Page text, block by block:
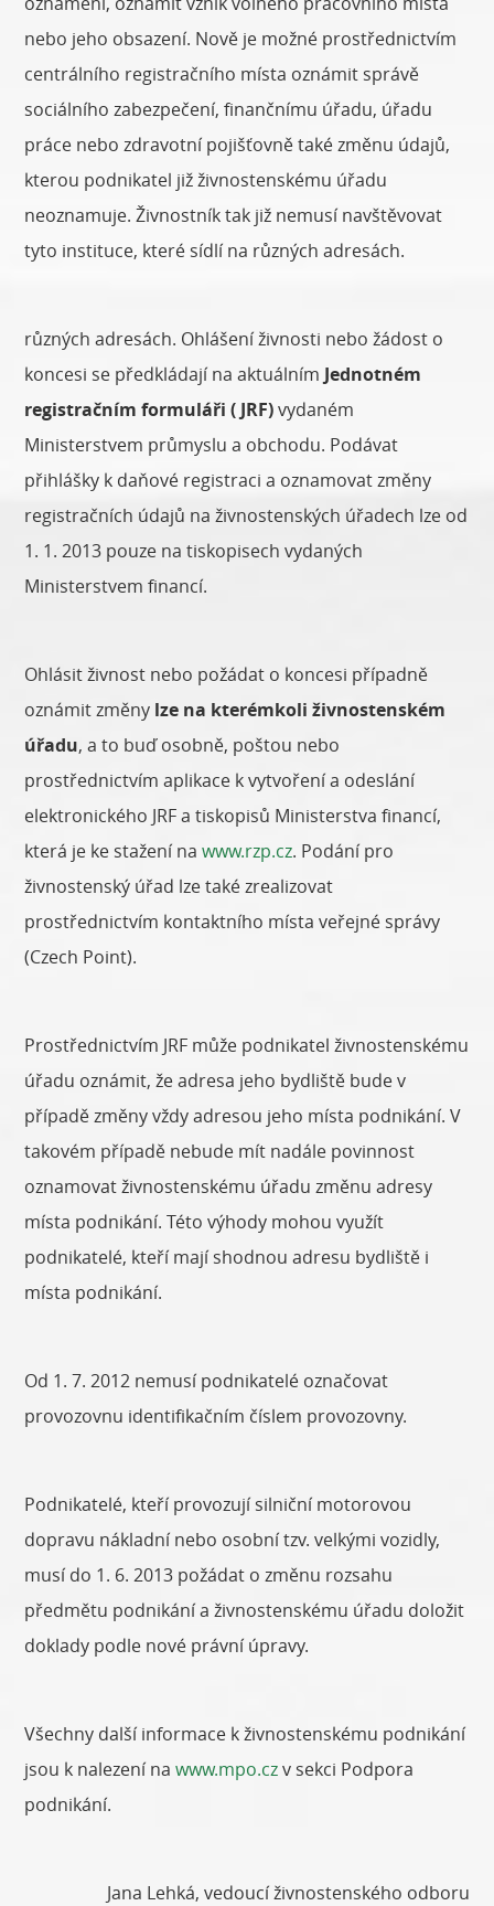
nebo jeho obsazení. Nově je možné prostřednictvím
centrálního registračního místa oznámit správě
sociálního zabezpečení, finančnímu úřadu, úřadu
práce nebo zdravotní pojišťovně také změnu údajů,
kterou podnikatel již živnostenskému úřadu
neoznamuje. Živnostník tak již nemusí navštěvovat
tyto instituce, které sídlí na různých adresách.
různých adresách. Ohlášení živnosti nebo žádost o
koncesi se předkládají na aktuálním Jednotném
registračním formuláři ( JRF)vydaném
Ministerstvem průmyslu a obchodu. Podávat
přihlášky k daňové registraci a oznamovat změny
registračních údajů na živnostenských úřadech lze od
1. 1. 2013 pouze na tiskopisech vydaných
Ministerstvem financí.
Ohlásit živnost nebo požádat o koncesi případně
oznámit změny lze na kterémkoli živnostenském
úřadu, a to buď osobně, poštou nebo
prostřednictvím aplikace k vytvoření a odeslání
elektronického JRF a tiskopisů Ministerstva financí,
která je ke stažení nawww.rzp.cz. Podání pro
živnostenský úřad lze také zrealizovat
prostřednictvím kontaktního místa veřejné správy
(Czech Point).
Prostřednictvím JRF může podnikatel živnostenskému
úřadu oznámit, že adresa jeho bydliště bude v
případě změny vždy adresou jeho místa podnikání. V
takovém případě nebude mít nadále povinnost
oznamovat živnostenskému úřadu změnu adresy
místa podnikání. Této výhody mohou využít
podnikatelé, kteří mají shodnou adresu bydliště i
místa podnikání.
Od 1. 7. 2012 nemusí podnikatelé označovat
provozovnu identifikačním číslem provozovny.
Podnikatelé, kteří provozují silniční motorovou
dopravu nákladní nebo osobní tzv. velkými vozidly,
musí do 1. 6. 2013 požádat o změnu rozsahu
předmětu podnikání a živnostenskému úřadu doložit
doklady podle nové právní úpravy.
Všechny další informace k živnostenskému podnikání
jsou k nalezení nawww.mpo.czv sekci Podpora
podnikání.
Jana Lehká, vedoucí živnostenského odboru